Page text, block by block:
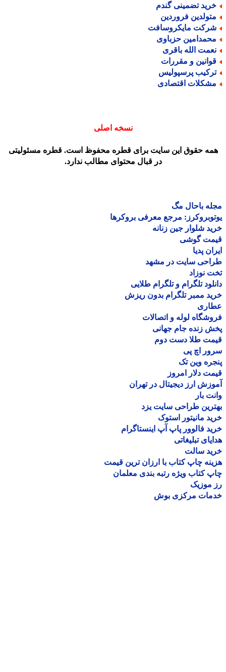
تضمینی گندم
فروردین
مایکروسافت
حزباوی
الله باقری
و مقررات
پرسپولیس
اقتصادی
نسخه اصلی
حقوق این سایت برای قطره محفوظ است. قطره مسئولیتی
در قبال محتوای مطالب ندارد.
باحال مگ
مرجع معرفی بروکرها
شلوار جین زنانه
گوشی
پدیا
سایت در مشهد
نوزاد
تلگرام و تلگرام طلایی
ممبر تلگرام بدون ریزش
لوله و اتصالات
زنده جام جهانی
طلا دست دوم
اچ پی
وین تک
دلار امروز
ارز دیجیتال در تهران
بار
طراحی سایت یزد
مانیتور استوک
فالوور پاپ آپ اینستاگرام
تبلیغاتی
سالت
چاپ کتاب با ارزان ترین قیمت
کتاب ویژه رتبه بندی معلمان
موزیک
مرکزی بوش